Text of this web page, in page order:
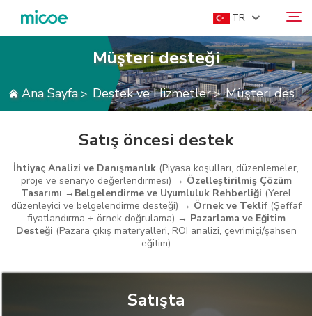
TR
ÜRÜNLER
DESTEK VE HIZMETLER
MEDYA MERKEZI
BIZE ULAŞIN
Ara
Müşteri desteği
Ana Sayfa> Destek ve Hizmetler>Müşteri desteği
Satış öncesi destek
İhtiyaç Analizi ve Danışmanlık (Piyasa koşulları, düzenlemeler,
proje ve senaryo değerlendirmesi) → Özelleştirilmiş Çözüm
Tasarımı → Belgelendirme ve Uyumluluk Rehberliği (Yerel
düzenleyici ve belgelendirme desteği) → Örnek ve Teklif (Şeffaf
fiyatlandırma + örnek doğrulama) → Pazarlama ve Eğitim
Desteği (Pazara çıkış materyalleri, ROI analizi, çevrimiçi/şahsen
eğitim)
Satışta